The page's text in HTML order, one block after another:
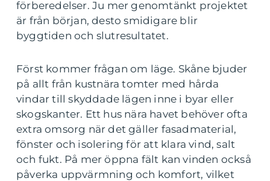
förberedelser. Ju mer genomtänkt projektet
är från början, desto smidigare blir
byggtiden och slutresultatet.
Först kommer frågan om läge. Skåne bjuder
på allt från kustnära tomter med hårda
vindar till skyddade lägen inne i byar eller
skogskanter. Ett hus nära havet behöver ofta
extra omsorg när det gäller fasadmaterial,
fönster och isolering för att klara vind, salt
och fukt. På mer öppna fält kan vinden också
påverka uppvärmning och komfort, vilket